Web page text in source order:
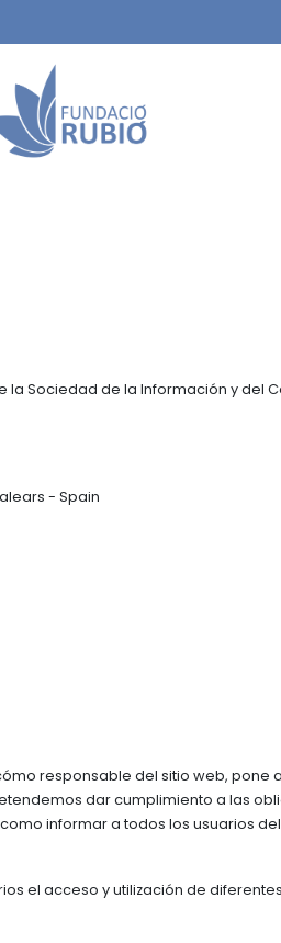
Sociedad de la Información y del
- Spain
responsable del sitio web, pone
dar cumplimiento a las
informar a todos los usuarios
el acceso y utilización de